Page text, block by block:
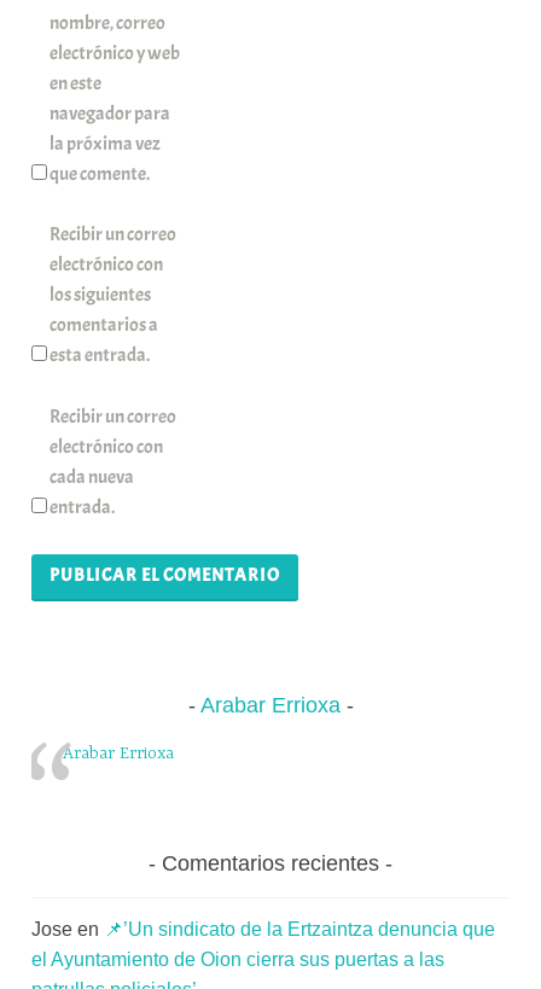
nombre, correo
electrónico y web
en este
navegador para
la próxima vez
que comente.
Recibir un correo
electrónico con
los siguientes
comentarios a
esta entrada.
Recibir un correo
electrónico con
cada nueva
entrada.
Arabar Errioxa
Arabar Errioxa
Comentarios recientes
Jose en 📌’Un sindicato de la Ertzaintza denuncia que
el Ayuntamiento de Oion cierra sus puertas a las